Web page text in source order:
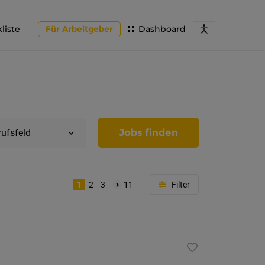
Dashboard
Für Arbeitgeber
Jobs finden
1 2 3 11